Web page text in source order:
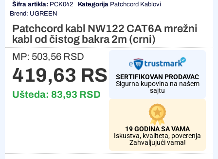
Šifra artikla: PCK042 Kategorija Patchcord Kablovi
Brend: UGREEN
Patchcord kabl NW122 CAT6A mrežni
kabl od čistog bakra 2m (crni)
MP: 503,56 RSD
419,63 RSD
Ušteda: 83,93 RSD
SERTIFIKOVAN PRODAVAC
Sigurna kupovina na našem
sajtu
19 GODINA SA VAMA
Iskustva, kvaliteta, poverenja
Zahvaljujući vama!